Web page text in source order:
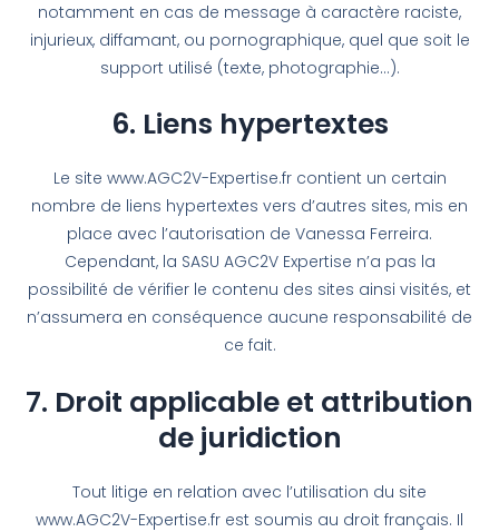
notamment en cas de message à caractère raciste,
injurieux, diffamant, ou pornographique, quel que soit le
support utilisé (texte, photographie…).
6. Liens hypertextes
Le site www.AGC2V-Expertise.fr contient un certain
nombre de liens hypertextes vers d’autres sites, mis en
place avec l’autorisation de Vanessa Ferreira.
Cependant, la SASU AGC2V Expertise n’a pas la
possibilité de vérifier le contenu des sites ainsi visités, et
n’assumera en conséquence aucune responsabilité de
ce fait.
7. Droit applicable et attribution
de juridiction
Tout litige en relation avec l’utilisation du site
www.AGC2V-Expertise.fr est soumis au droit français. Il